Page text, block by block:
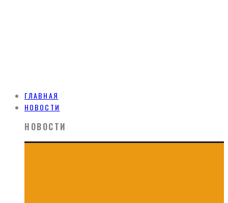
ГЛАВНАЯ
НОВОСТИ
НОВОСТИ